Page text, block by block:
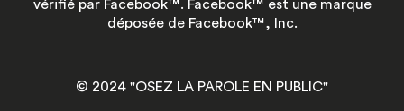
vérifié par Facebook™. Facebook™ est une marque
déposée de Facebook™, Inc.
© 2024 "OSEZ LA PAROLE EN PUBLIC"